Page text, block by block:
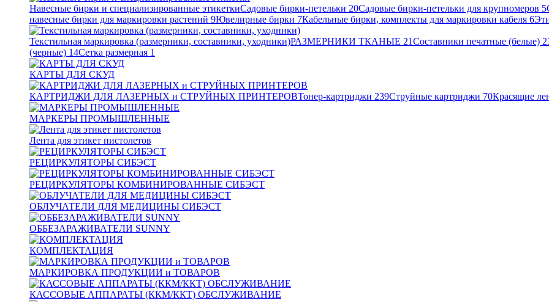
Навесные бирки и специализированные этикеткиСадовые бирки-петельки 20Садовые бирки-петельки для крупномеров 5
навесные бирки для маркировки растений 9Ювелирные бирки 7Кабельные бирки, комплекты для маркировки кабеля 6
Текстильная маркировка (размерники, составники, уходники)РАЗМЕРНИКИ ТКАНЫЕ 21Составники печатные (белые)
(черные) 14Сетка размерная 1
КАРТЫ ДЛЯ СКУД
КАРТРИДЖИ ДЛЯ ЛАЗЕРНЫХ и СТРУЙНЫХ ПРИНТЕРОВТонер-картриджи 239Струйные картриджи 70Красящие
МАРКЕРЫ ПРОМЫШЛЕННЫЕ
Лента для этикет пистолетов
РЕЦИРКУЛЯТОРЫ СИБЭСТ
РЕЦИРКУЛЯТОРЫ КОМБИНИРОВАННЫЕ СИБЭСТ
ОБЛУЧАТЕЛИ ДЛЯ МЕДИЦИНЫ СИБЭСТ
ОББЕЗАРАЖИВАТЕЛИ SUNNY
КОМПЛЕКТАЦИЯ
МАРКИРОВКА ПРОДУКЦИИ и ТОВАРОВ
КАССОВЫЕ АППАРАТЫ (ККМ/ККТ) ОБСЛУЖИВАНИЕ